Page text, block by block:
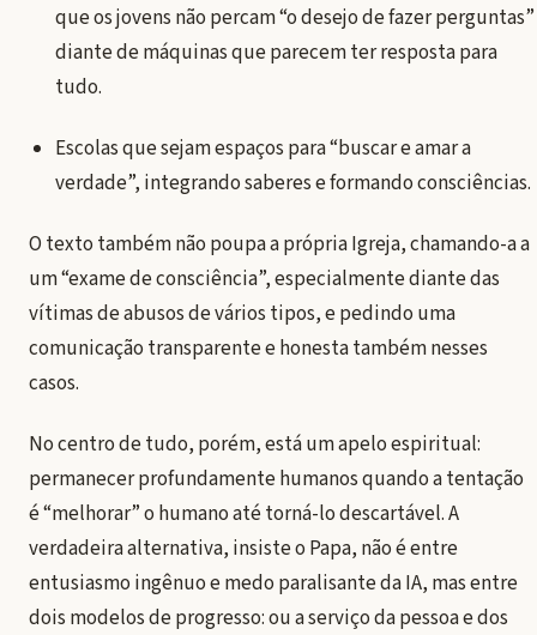
que os jovens não percam “o desejo de fazer perguntas”
diante de máquinas que parecem ter resposta para
tudo.
Escolas que sejam espaços para “buscar e amar a
verdade”, integrando saberes e formando consciências.
O texto também não poupa a própria Igreja, chamando-a a
um “exame de consciência”, especialmente diante das
vítimas de abusos de vários tipos, e pedindo uma
comunicação transparente e honesta também nesses
casos.
No centro de tudo, porém, está um apelo espiritual:
permanecer profundamente humanos quando a tentação
é “melhorar” o humano até torná-lo descartável. A
verdadeira alternativa, insiste o Papa, não é entre
entusiasmo ingênuo e medo paralisante da IA, mas entre
dois modelos de progresso: ou a serviço da pessoa e dos